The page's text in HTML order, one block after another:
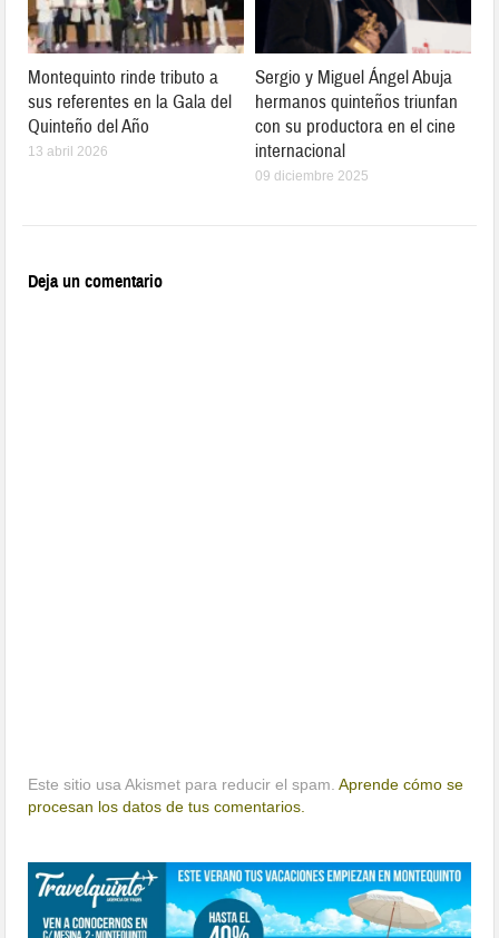
Montequinto rinde tributo a
sus referentes en la Gala del
Quinteño del Año
13 abril 2026
Sergio y Miguel Ángel Abuja
hermanos quinteños triunfan
con su productora en el cine
internacional
09 diciembre 2025
Deja un comentario
Este sitio usa Akismet para reducir el spam.Aprende cómo se
procesan los datos de tus comentarios.